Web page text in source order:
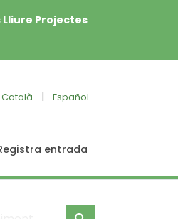
Projectes
Català | Español
entrada